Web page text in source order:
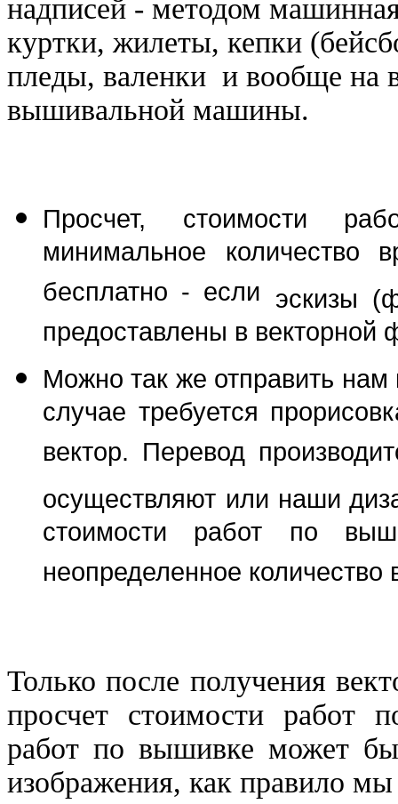
надписей - методом
куртки, жилеты, кепки
пледы, валенки и вообще на
вышивальной машины.
Просчет, стоимости
минимальное количество
бесплатно - если эскизы
предоставлены в
Можно так же отправить
случае требуется
вектор. Перевод
осуществляют или наши
стоимости работ по
неопределенное количество
Только после получения
просчет стоимости работ
работ по вышивке может
изображения, как правило